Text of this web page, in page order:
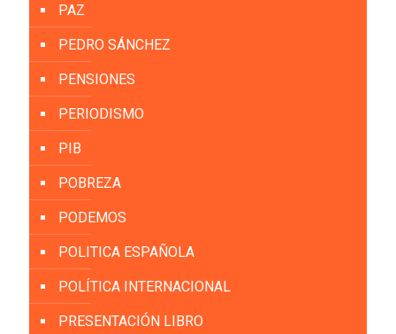
PAZ
PEDRO SÁNCHEZ
PENSIONES
PERIODISMO
PIB
POBREZA
PODEMOS
POLITICA ESPAÑOLA
POLÍTICA INTERNACIONAL
PRESENTACIÓN LIBRO